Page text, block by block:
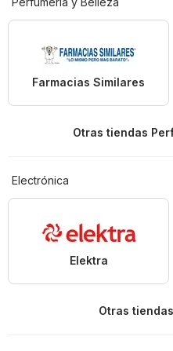
Farmacias Similares
Otras tiendas
Electrónica
Elektra
Otras